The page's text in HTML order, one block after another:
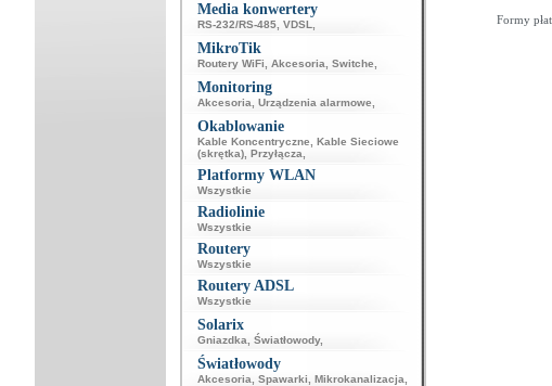
Media konwertery
RS-232/RS-485, VDSL
MikroTik
Routery WiFi Akcesoria Switche
Monitoring
Akcesoria Urządzenia alarmowe
Okablowanie
Kable Koncentryczne
Kable Sieciowe
(skrętka), Przyłącza
Platformy WLAN
Wszystkie
Radiolinie
Wszystkie
Routery
Wszystkie
Routery ADSL
Wszystkie
Solarix
Gniazdka Światłowody,
Światłowody
Akcesoria Spawarki Mikrokanalizacja
Formy